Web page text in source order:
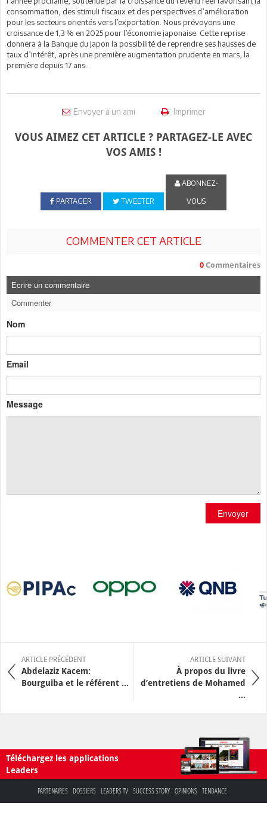
consommation, des stimuli fiscaux et des perspectives d’amélioration
pour les secteurs orientés vers l’exportation. Nous prévoyons une
croissance de 1,3 % en 2025 pour l’économie japonaise. Cette reprise
donnera à la Banque du Japon la possibilité de reprendre ses hausses de
taux d’intérêt, après une première augmentation prudente en mars, la
première depuis 17 ans.
Envoyer à un ami Imprimer
VOUS AIMEZ CET ARTICLE ? PARTAGEZ-LE AVEC
VOS AMIS !
PARTAGER TWEETER
ABONNEZ-
VOUS
COMMENTER CET ARTICLE
0 Commentaires
Ecrire un commentaire
Commenter
Nom
Email
Message
Envoyer
ARTICLE PRÉCÉDENT
Abdelaziz Kacem:
Bourguiba et le référent ...
ARTICLE SUIVANT
À propos du livre
d’entretiens de Mohamed
...
Téléchargez les applications
Leaders
PARTENAIRES DOSSIERS LEADERS TV SUCCESS STORY OPINIONS TENDANCE